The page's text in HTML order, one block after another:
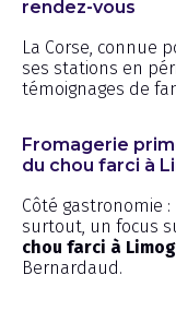
rendez-vous
La Corse, connue
ses stations en
témoignages de
Fromagerie
du chou farci à
Côté gastronomie
surtout, un focus
chou farci à
Bernardaud.